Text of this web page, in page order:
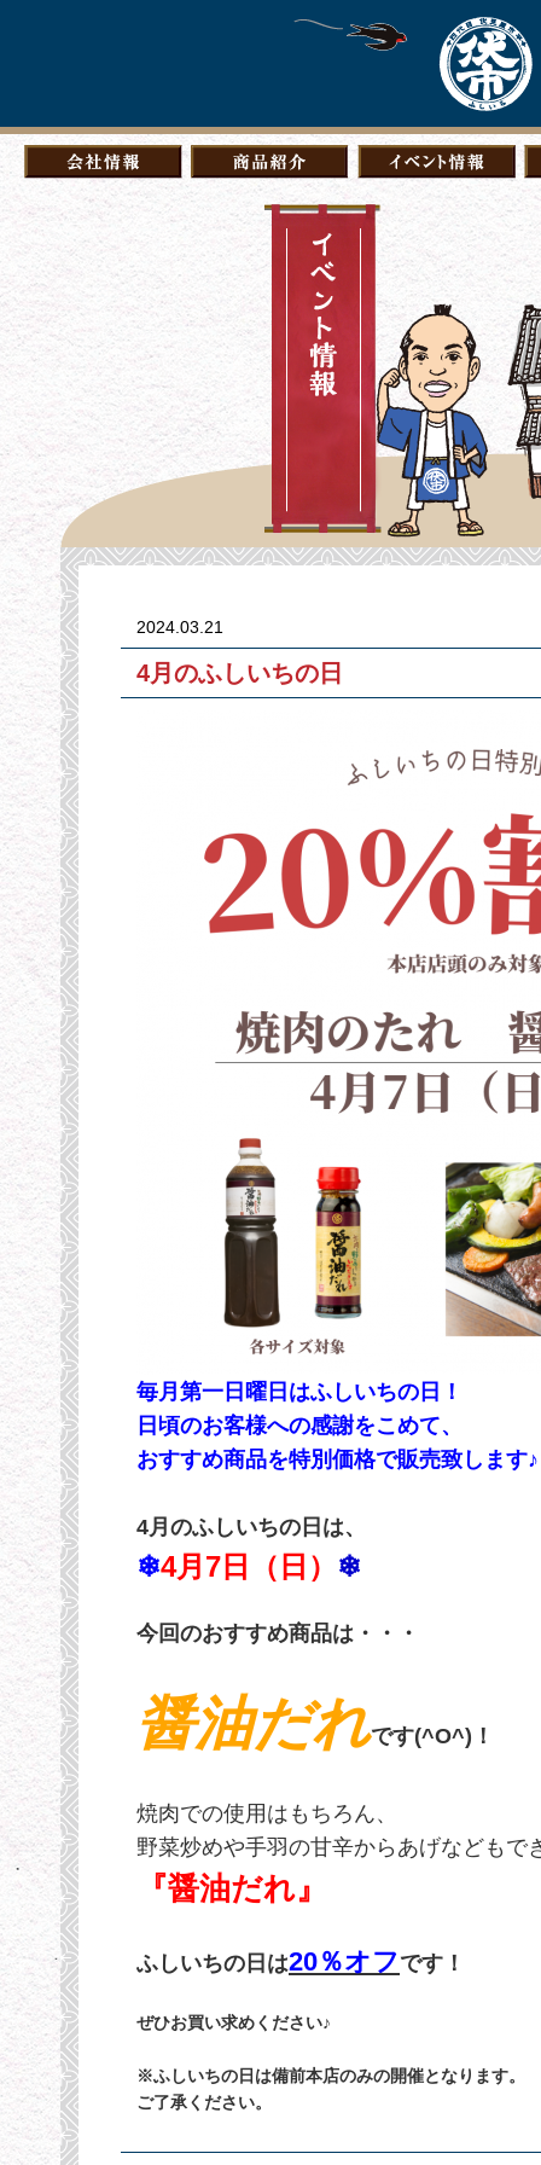
2024.03.21
4月のふしいちの日
毎月第一日曜日はふしいちの日！
日頃のお客様への感謝をこめて、
おすすめ商品を特別価格で販売致します♪
4月のふしいちの日は、
❄4月7日（日） ❄
今回のおすすめ商品は・・・
醤油だれです(^O^)！
焼肉での使用はもちろん、
野菜炒めや手羽の甘辛からあげなどもで
『醤油だれ』
ふしいちの日は20％オフです！
ぜひお買い求めください♪
※ふしいちの日は備前本店のみの開催となります。
ご了承ください。